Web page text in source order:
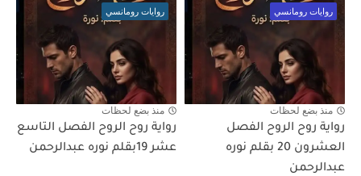
روايات رومانسي
منذ بضع لحظات
رواية روح الروح الفصل
العشرون 20 بقلم نوره
عبدالرحمن
روايات رومانسي
منذ بضع لحظات
رواية روح الروح الفصل التاسع
عشر 19بقلم نوره عبدالرحمن